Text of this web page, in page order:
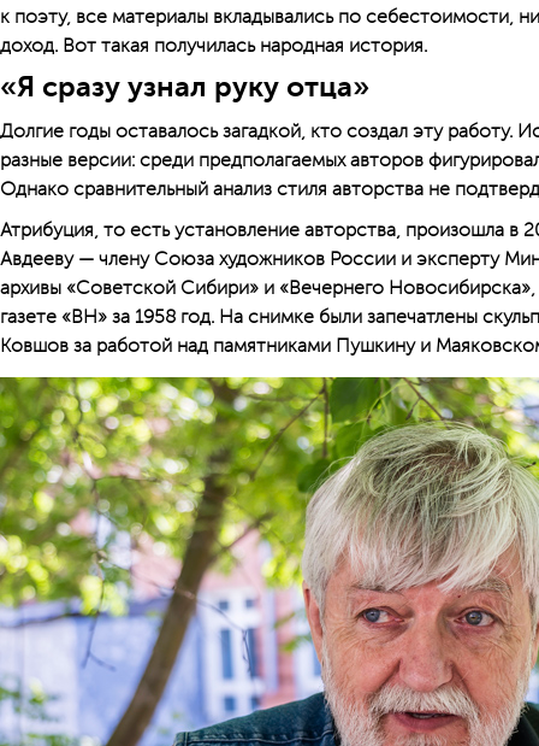
к поэту, все материалы вкладывались по себестоимости,
доход. Вот такая получилась народная история.
«Я сразу узнал руку отца»
Долгие годы оставалось загадкой, кто создал эту работу.
разные версии: среди предполагаемых авторов
Однако сравнительный анализ стиля авторства не
Атрибуция, то есть установление авторства, произошла в
Авдееву — члену Союза художников России и эксперту
архивы «Советской Сибири» и «Вечернего
газете «ВН» за 1958 год. На снимке были запечатлены
Ковшов за работой над памятниками Пушкину и